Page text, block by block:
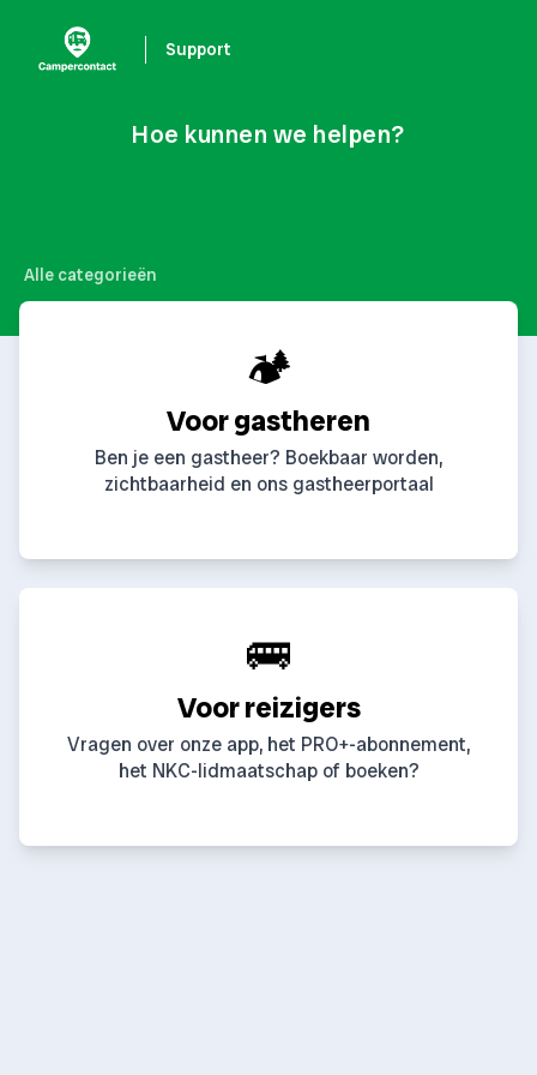
Support
Hoe kunnen we helpen?
Alle categorieën
🏕️
Voor gastheren
Ben je een gastheer? Boekbaar worden,
zichtbaarheid en ons gastheerportaal
🚌
Voor reizigers
Vragen over onze app, het PRO+-abonnement,
het NKC-lidmaatschap of boeken?